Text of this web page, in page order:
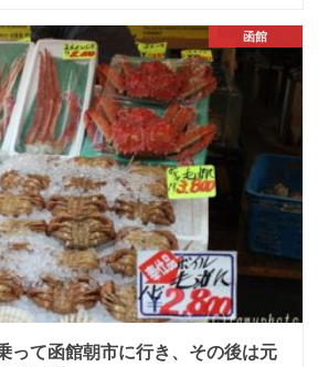
函館
って函館朝市に行き、その後は元